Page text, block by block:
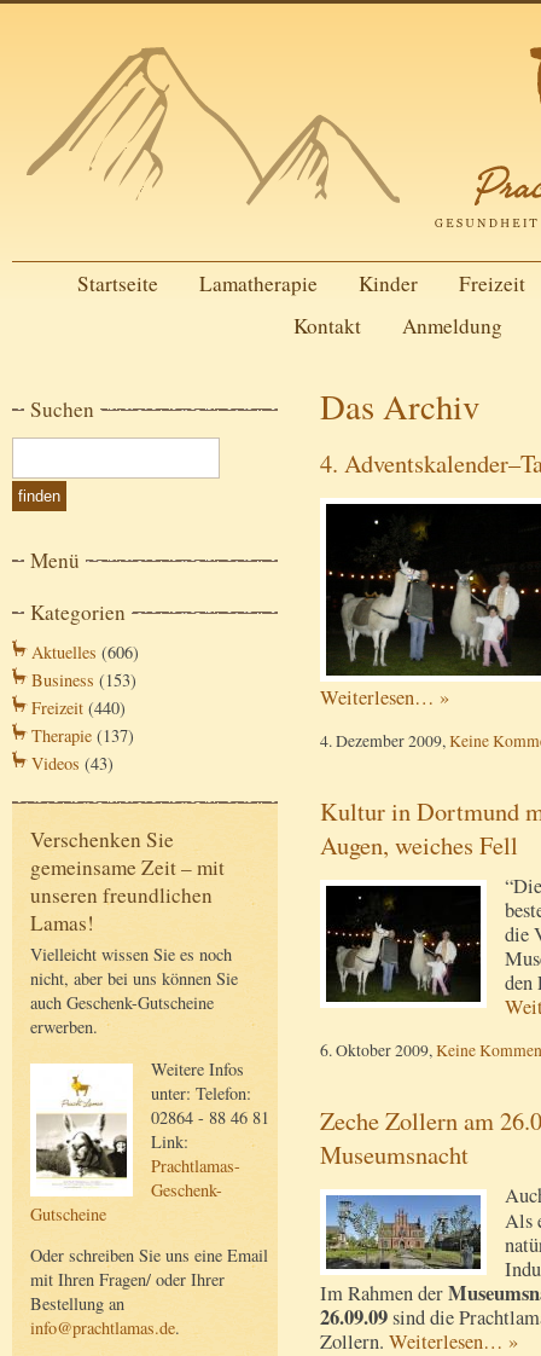
Startseite Lamatherapie Kinder
Freizeit
Kontakt
Anmeldung
Suchen
Menü
Kategorien
Aktuelles (606)
Business (153)
Freizeit (440)
Therapie (137)
Videos (43)
Verschenken Sie
gemeinsame Zeit – mit
unseren freundlichen
Lamas!
Vielleicht wissen Sie es noch
nicht, aber bei uns können Sie
auch Geschenk-Gutscheine
erwerben.
Weitere Infos
unter: Telefon:
02864 - 88 46 81
Link:
Prachtlamas-
Geschenk-
Gutscheine
Oder schreiben Sie uns eine Email
mit Ihren Fragen/ oder Ihrer
Bestellung an
info@prachtlamas.de.
Das Archiv
4.
Weiterlesen… »
4. Dezember 2009,Keine
Kultur in Dortmund
Augen, weiches Fell
die
den
6. Oktober 2009, Keine
Zeche Zollern am
Museumsnacht
Als
Im Rahmen der
26.09.09sind die
Zollern. Weiterlesen… »